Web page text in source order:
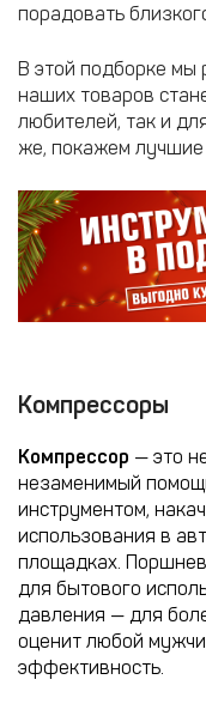
порадовать
В этой подборке мы
наших товаров
любителей, так и
же, покажем лучшие
Компрессоры
Компрессор — это
незаменимый
инструментом,
использования в
площадках.
для бытового
давления — для
оценит любой
эффективность.